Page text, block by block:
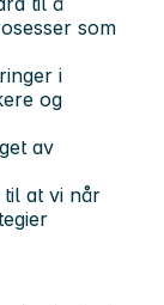
som
i
og
av
at vi når